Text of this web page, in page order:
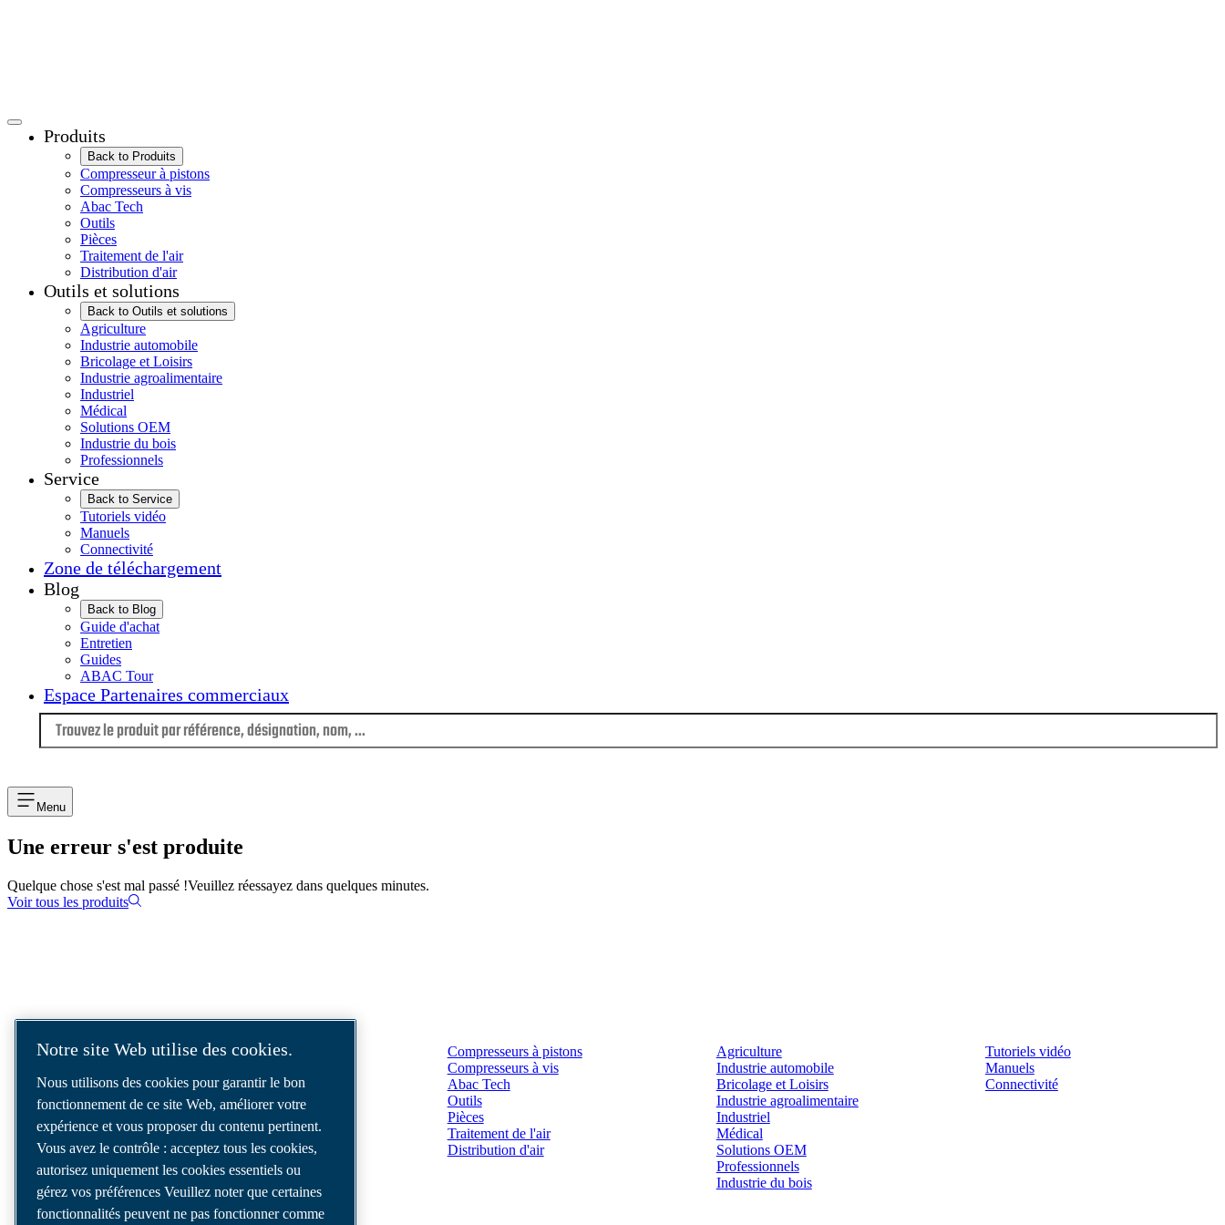
Produits
Back to Produits
Compresseur à pistons
Compresseurs à vis
Abac Tech
Outils
Pièces
Traitement de l'air
Distribution d'air
Outils et solutions
Back to Outils et solutions
Agriculture
Industrie automobile
Bricolage et Loisirs
Industrie agroalimentaire
Industriel
Médical
Solutions OEM
Industrie du bois
Professionnels
Service
Back to Service
Tutoriels vidéo
Manuels
Connectivité
Zone de téléchargement
Blog
Back to Blog
Guide d'achat
Entretien
Guides
ABAC Tour
Espace Partenaires commerciaux
Menu
Une erreur s'est produite
Quelque chose s'est mal passé !Veuillez réessayez dans quelques minutes.
Voir tous les produits
Nous sommes un leader des solutions d’air
comprimé, offrant les meilleurs
compresseurs, outils et systèmes de
distribution d’air pour répondre à vos besoins
les plus exigeants.
Compresseurs à pistons
Compresseurs à vis
Abac Tech
Outils
Pièces
Traitement de l'air
Distribution d'air
Agriculture
Industrie automobile
Bricolage et Loisirs
Industrie agroalimentaire
Industriel
Médical
Solutions OEM
Professionnels
Industrie du bois
Tutoriels vidéo
Manuels
Connectivité
Notre site Web utilise des cookies.
Nous utilisons des cookies pour garantir le bon
fonctionnement de ce site Web, améliorer votre
expérience et vous proposer du contenu pertinent.
Vous avez le contrôle : acceptez tous les cookies,
autorisez uniquement les cookies essentiels ou
gérez vos préférences Veuillez noter que certaines
fonctionnalités peuvent ne pas fonctionner comme